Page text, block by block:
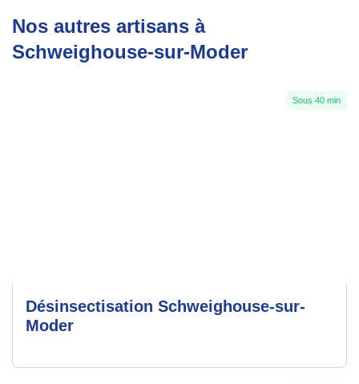
Nos autres artisans à
Schweighouse-sur-Moder
Sous 40 min
Désinsectisation Schweighouse-sur-
Moder